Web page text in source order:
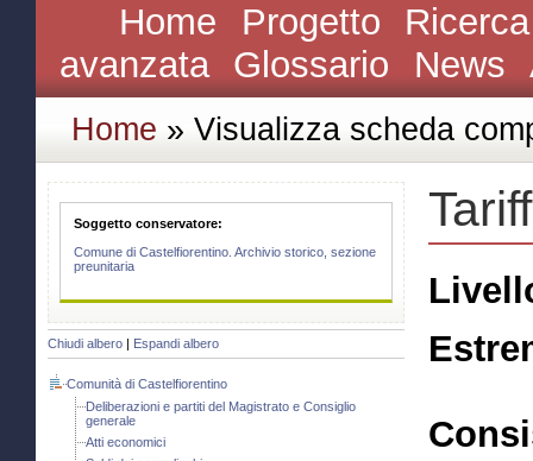
Home Progetto
avanzata Glossario News
Home » Visualizza scheda
Soggetto conservatore:
Comune di Castelfiorentino. Archivio storico, sezione
preunitaria
Chiudi albero Espandi albero
Comunità di Castelfiorentino
Deliberazioni e partiti del Magistrato e Consiglio
generale
Atti economici